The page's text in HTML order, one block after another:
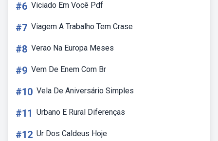
#6 Viciado Em Você Pdf
#7 Viagem A Trabalho Tem Crase
#8 Verao Na Europa Meses
#9 Vem De Enem Com Br
#10 Vela De Aniversário Simples
#11 Urbano E Rural Diferenças
#12 Ur Dos Caldeus Hoje